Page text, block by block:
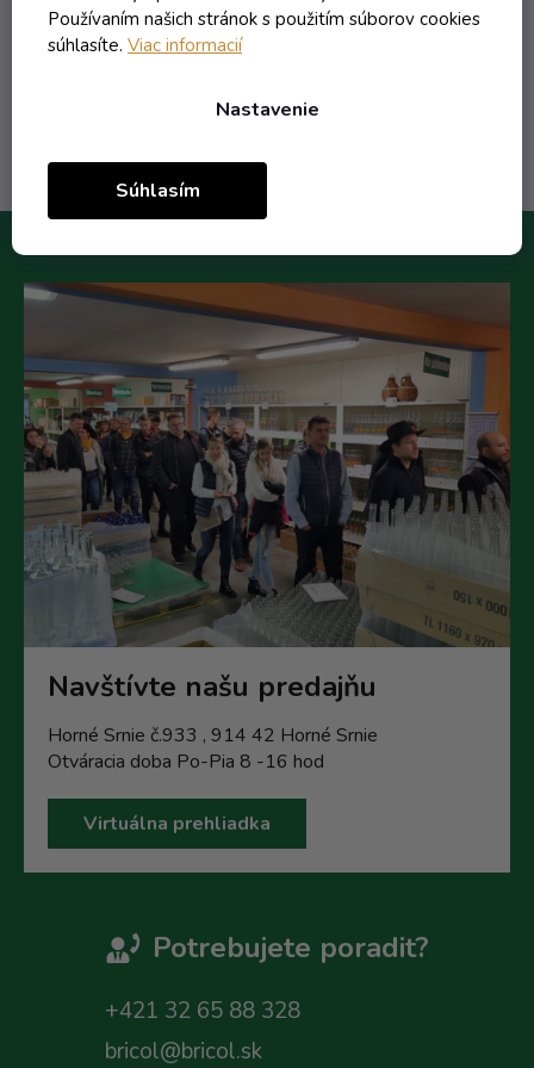
Používaním našich stránok s použitím súborov cookies
súhlasíte. Viac informacií
Nastavenie
Súhlasím
22,71 €/ ks
Navštívte našu predajňu
Horné Srnie č.933 , 914 42 Horné Srnie
Otváracia doba Po-Pia 8 -16 hod
Virtuálna prehliadka
Potrebujete poradit?
+421 32 65 88 328
bricol@bricol.sk